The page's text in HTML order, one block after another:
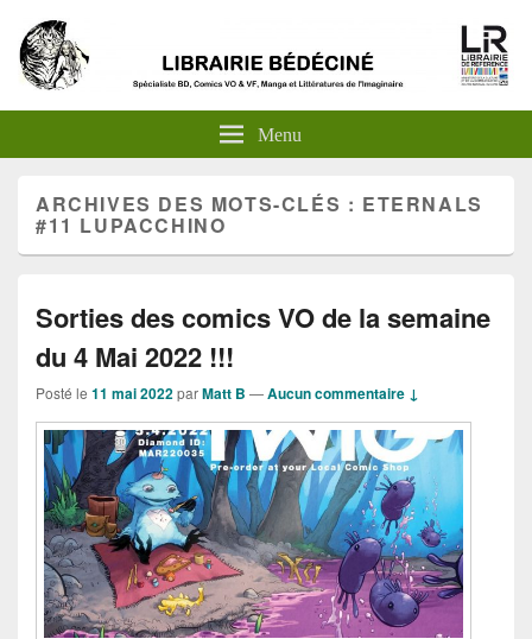
Menu
ARCHIVES DES MOTS-CLÉS : ETERNALS
#11 LUPACCHINO
Sorties des comics VO de la semaine
du 4 Mai 2022 !!!
Posté le 11 mai 2022parMatt B —Aucun commentaire ↓